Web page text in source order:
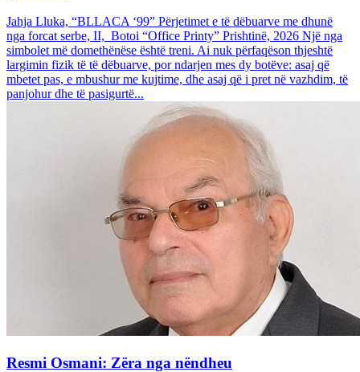
Jahja Lluka, “BLLACA ‘99” Përjetimet e të dëbuarve me dhunë
nga forcat serbe, II, Botoi “Office Printy” Prishtinë, 2026 Një nga
simbolet më domethënëse është treni. Ai nuk përfaqëson thjeshtë
largimin fizik të të dëbuarve, por ndarjen mes dy botëve: asaj që
mbetet pas, e mbushur me kujtime, dhe asaj që i pret në vazhdim, të
panjohur dhe të pasigurtë...
Resmi Osmani: Zëra nga nëndheu